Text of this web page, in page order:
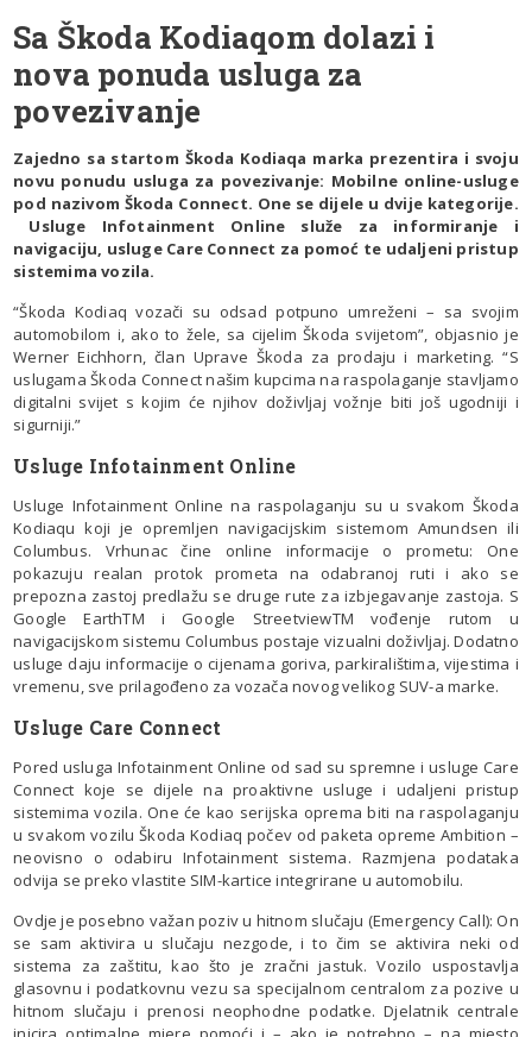
Sa Škoda Kodiaqom dolazi i
nova ponuda usluga za
povezivanje
Zajedno sa startom Škoda Kodiaqa marka prezentira i svoju
novu ponudu usluga za povezivanje: Mobilne online-usluge
pod nazivom Škoda Connect. One se dijele u dvije kategorije.
Usluge Infotainment Online služe za informiranje i
navigaciju, usluge Care Connect za pomoć te udaljeni pristup
sistemima vozila.
“Škoda Kodiaq vozači su odsad potpuno umreženi – sa svojim
automobilom i, ako to žele, sa cijelim Škoda svijetom”, objasnio je
Werner Eichhorn, član Uprave Škoda za prodaju i marketing. “S
uslugama Škoda Connect našim kupcima na raspolaganje stavljamo
digitalni svijet s kojim će njihov doživljaj vožnje biti još ugodniji i
sigurniji.”
Usluge Infotainment Online
Usluge Infotainment Online na raspolaganju su u svakom Škoda
Kodiaqu koji je opremljen navigacijskim sistemom Amundsen ili
Columbus. Vrhunac čine online informacije o prometu: One
pokazuju realan protok prometa na odabranoj ruti i ako se
prepozna zastoj predlažu se druge rute za izbjegavanje zastoja. S
Google EarthTM i Google StreetviewTM vođenje rutom u
navigacijskom sistemu Columbus postaje vizualni doživljaj. Dodatno
usluge daju informacije o cijenama goriva, parkiralištima, vijestima i
vremenu, sve prilagođeno za vozača novog velikog SUV-a marke.
Usluge Care Connect
Pored usluga Infotainment Online od sad su spremne i usluge Care
Connect koje se dijele na proaktivne usluge i udaljeni pristup
sistemima vozila. One će kao serijska oprema biti na raspolaganju
u svakom vozilu Škoda Kodiaq počev od paketa opreme Ambition –
neovisno o odabiru Infotainment sistema. Razmjena podataka
odvija se preko vlastite SIM-kartice integrirane u automobilu.
Ovdje je posebno važan poziv u hitnom slučaju (Emergency Call): On
se sam aktivira u slučaju nezgode, i to čim se aktivira neki od
sistema za zaštitu, kao što je zračni jastuk. Vozilo uspostavlja
glasovnu i podatkovnu vezu sa specijalnom centralom za pozive u
hitnom slučaju i prenosi neophodne podatke. Djelatnik centrale